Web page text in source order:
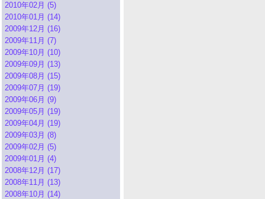
2010年02月 (5)
2010年01月 (14)
2009年12月 (16)
2009年11月 (7)
2009年10月 (10)
2009年09月 (13)
2009年08月 (15)
2009年07月 (19)
2009年06月 (9)
2009年05月 (19)
2009年04月 (19)
2009年03月 (8)
2009年02月 (5)
2009年01月 (4)
2008年12月 (17)
2008年11月 (13)
2008年10月 (14)